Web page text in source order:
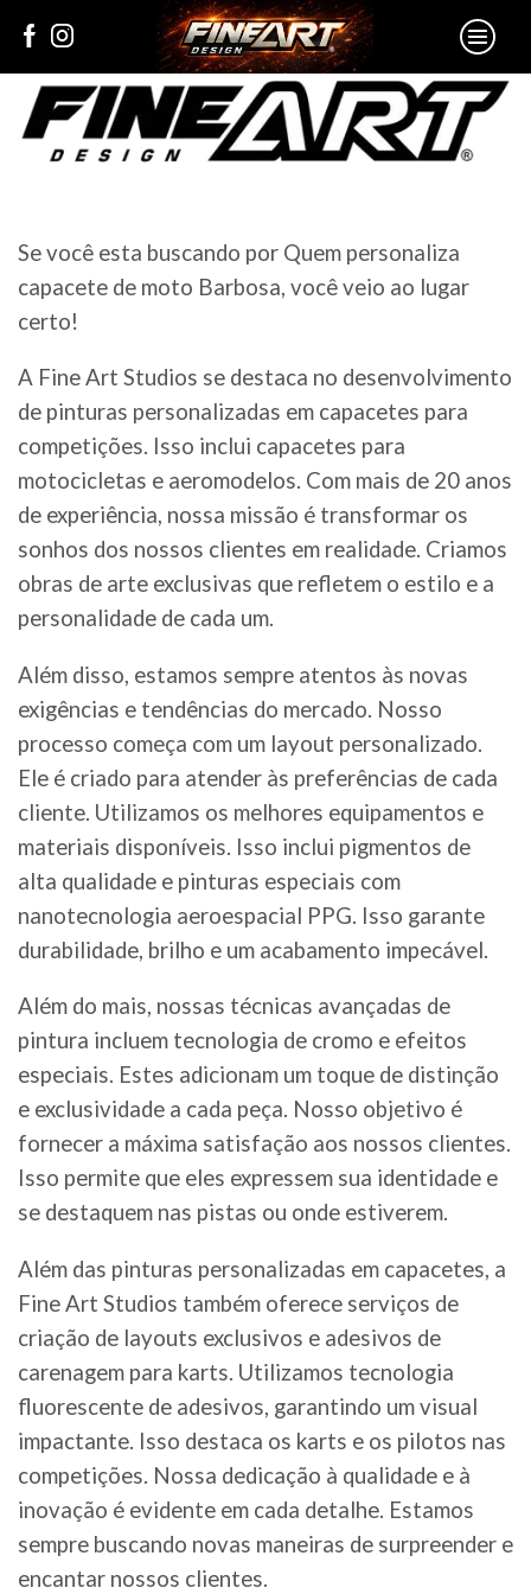
Se você esta buscando por Quem personaliza
capacete de moto Barbosa, você veio ao lugar
certo!
A Fine Art Studios se destaca no desenvolvimento
de pinturas personalizadas em capacetes para
competições. Isso inclui capacetes para
motocicletas e aeromodelos. Com mais de 20 anos
de experiência, nossa missão é transformar os
sonhos dos nossos clientes em realidade. Criamos
obras de arte exclusivas que refletem o estilo e a
personalidade de cada um.
Além disso, estamos sempre atentos às novas
exigências e tendências do mercado. Nosso
processo começa com um layout personalizado.
Ele é criado para atender às preferências de cada
cliente. Utilizamos os melhores equipamentos e
materiais disponíveis. Isso inclui pigmentos de
alta qualidade e pinturas especiais com
nanotecnologia aeroespacial PPG. Isso garante
durabilidade, brilho e um acabamento impecável.
Além do mais, nossas técnicas avançadas de
pintura incluem tecnologia de cromo e efeitos
especiais. Estes adicionam um toque de distinção
e exclusividade a cada peça. Nosso objetivo é
fornecer a máxima satisfação aos nossos clientes.
Isso permite que eles expressem sua identidade e
se destaquem nas pistas ou onde estiverem.
Além das pinturas personalizadas em capacetes, a
Fine Art Studios também oferece serviços de
criação de layouts exclusivos e adesivos de
carenagem para karts. Utilizamos tecnologia
fluorescente de adesivos, garantindo um visual
impactante. Isso destaca os karts e os pilotos nas
competições. Nossa dedicação à qualidade e à
inovação é evidente em cada detalhe. Estamos
sempre buscando novas maneiras de surpreender e
encantar nossos clientes.